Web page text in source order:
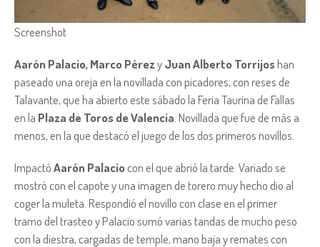
Screenshot
Aarón Palacio, Marco PérezyJuan Alberto Torrijos han
paseado una oreja en la novillada con picadores, con reses de
Talavante, que ha abierto este sábado la Feria Taurina de Fallas
en la Plaza de Toros de Valencia . Novillada que fue de más a
menos, en la que destacó el juego de los dos primeros novillos.
ImpactóAarón Palaciocon el que abrió la tarde. Variado se
mostró con el capote y una imagen de torero muy hecho dio al
coger la muleta. Respondió el novillo con clase en el primer
tramo del trasteo y Palacio sumó varias tandas de mucho peso
con la diestra, cargadas de temple, mano baja y remates con